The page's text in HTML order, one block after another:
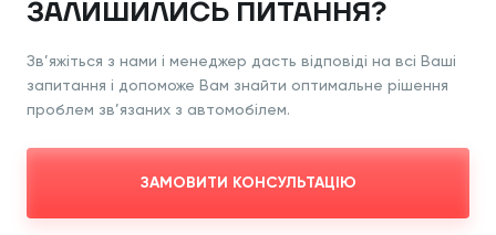
ЗАЛИШИЛИСЬ ПИТАННЯ?
Зв’яжіться з нами і менеджер дасть відповіді на всі Ваші
запитання і допоможе Вам знайти оптимальне рішення
проблем зв’язаних з автомобілем.
ЗАМОВИТИ КОНСУЛЬТАЦІЮ